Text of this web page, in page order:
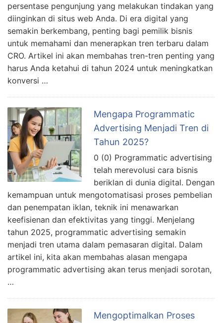
persentase pengunjung yang melakukan tindakan yang
diinginkan di situs web Anda. Di era digital yang
semakin berkembang, penting bagi pemilik bisnis
untuk memahami dan menerapkan tren terbaru dalam
CRO. Artikel ini akan membahas tren-tren penting yang
harus Anda ketahui di tahun 2024 untuk meningkatkan
konversi …
Mengapa Programmatic
Advertising Menjadi Tren di
Tahun 2025?
0 (0) Programmatic advertising
telah merevolusi cara bisnis
beriklan di dunia digital. Dengan
kemampuan untuk mengotomatisasi proses pembelian
dan penempatan iklan, teknik ini menawarkan
keefisienan dan efektivitas yang tinggi. Menjelang
tahun 2025, programmatic advertising semakin
menjadi tren utama dalam pemasaran digital. Dalam
artikel ini, kita akan membahas alasan mengapa
programmatic advertising akan terus menjadi sorotan,
…
Mengoptimalkan Proses